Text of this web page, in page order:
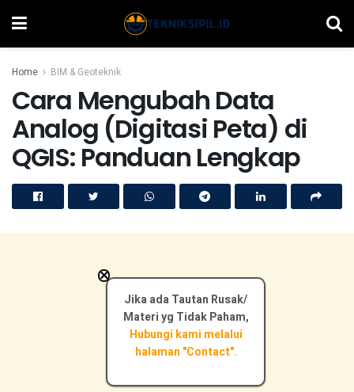
Home BIM & Geoteknik
Cara Mengubah Data
Analog (Digitasi Peta) di
QGIS: Panduan Lengkap
Jika ada Tautan Rusak/
Materi yg Tidak Paham,
Hubungi kami melalui
halaman "Contact".
×